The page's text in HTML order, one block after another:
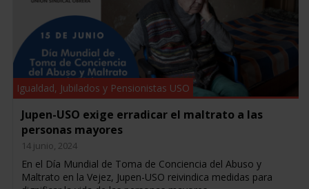
Igualdad, Jubilados y Pensionistas USO
Jupen-USO exige erradicar el maltrato a las
personas mayores
14 junio, 2024
En el Día Mundial de Toma de Conciencia del Abuso y
Maltrato en la Vejez, Jupen-USO reivindica medidas para